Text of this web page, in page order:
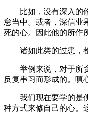
比如，没有深入的修
怠当中。或者，深信业
死的心。因此他的所作
诸如此类的过患，都
举例来说，对于所贪
反复串习而形成的。嗔
我们现在要学的是佛
种方式来修自己的心。